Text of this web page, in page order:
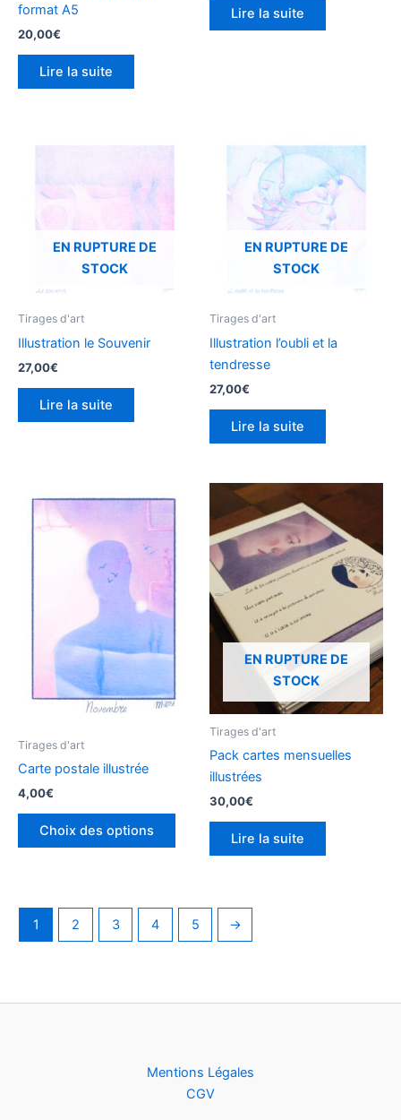
format A5
20,00€
Lire la suite
Lire la suite
EN RUPTURE DE
STOCK
Tirages d'art
Illustration le Souvenir
27,00€
Lire la suite
EN RUPTURE DE
STOCK
Tirages d'art
Illustration l’oubli et la
tendresse
27,00€
Lire la suite
Tirages d'art
Carte postale illustrée
4,00€
Choix des options
produit
a
plusieurs
variations.
Les
options
peuvent
produit
EN RUPTURE DE
STOCK
Tirages d'art
Pack cartes mensuelles
illustrées
30,00€
Lire la suite
1 2 3 4 5 →
Mentions Légales
CGV